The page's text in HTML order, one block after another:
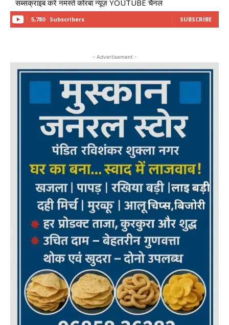
सब्सक्राइब करें नमस्ते कोरबा न्यूज़ YOUTUBE चैनल
5,780 Subscribers SUBSCRIBE
- Advertisement -